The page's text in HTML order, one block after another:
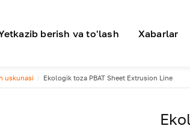
навигация
berish va to'lash Xabarlar
uskunasi Ekologik toza PBAT Sheet Extrusion Line